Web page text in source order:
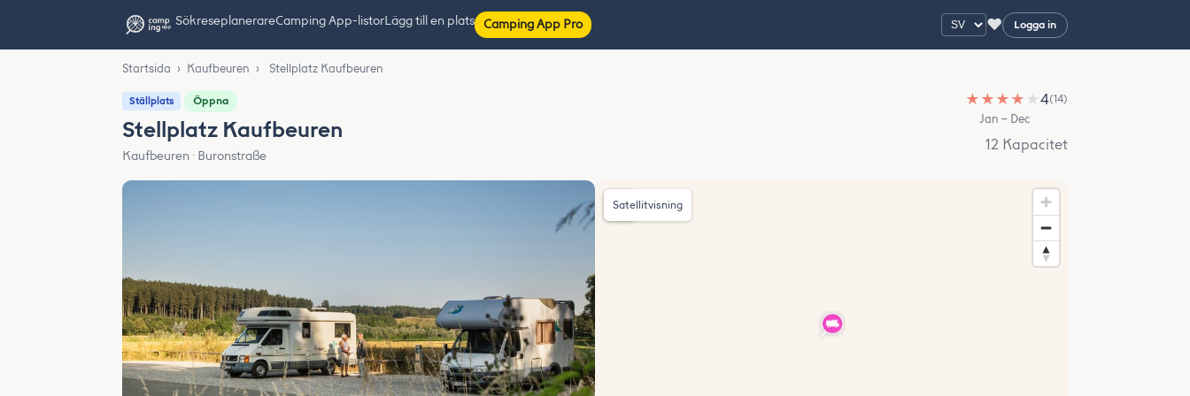
SökreseplanerareCamping App-listorLägg till en plats Camping App Pro ♥ Logga in
Startsida › Kaufbeuren › Stellplatz Kaufbeuren
Ställplats Öppna
Stellplatz Kaufbeuren
Kaufbeuren · Buronstraße
★ ★ ★ ★ ★4(14)
Jan – Dec
12 Kapacitet
Satellitvisning